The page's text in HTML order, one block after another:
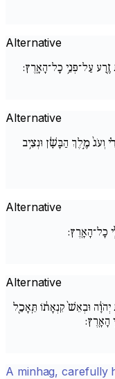
Alternative
עַל־פְּנֵ֥י כָל־הָאָֽרֶץ:
Alternative
וְעֹג֙ מֶ֣לֶךְ הַבָּשָׁ֔ן וּנְצִ֥יב
Alternative
כָל־הָאָֽרֶץ:
Alternative
יְהֹוָ֔ה וּבְאֵשׁ֙ קִנְאָת֔וֹ תֵּֽאָכֵ֖ל
הָאָֽרֶץ:
A minhag, carefully